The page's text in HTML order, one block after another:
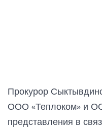
Прокурор
ООО «Теплоком» и
представления в